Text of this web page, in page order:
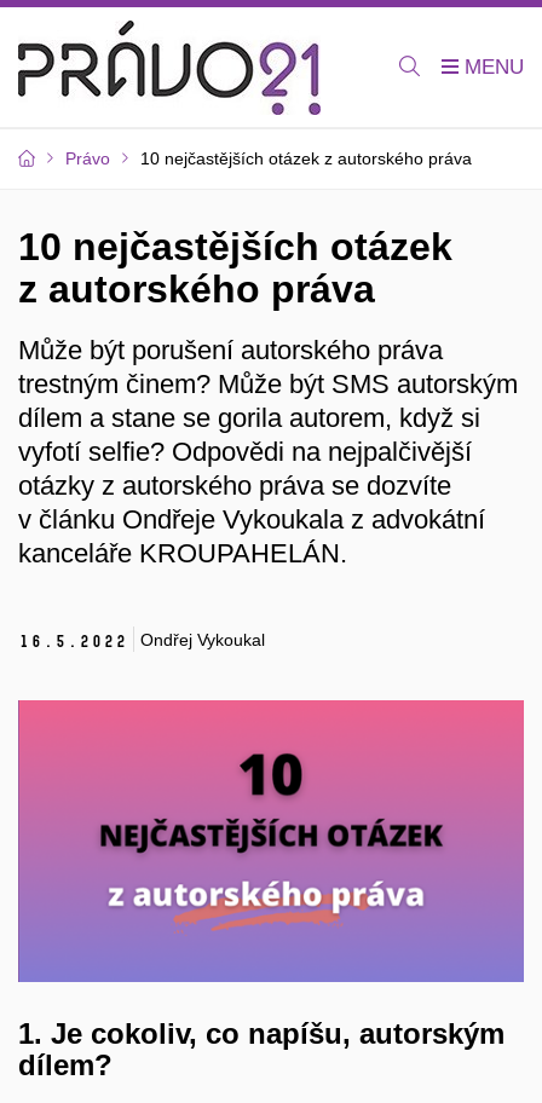
Právo 10 nejčastějších otázek z autorského práva
10 nejčastějších otázek
z autorského práva
Může být porušení autorského práva
trestným činem? Může být SMS autorským
dílem a stane se gorila autorem, když si
vyfotí selfie? Odpovědi na nejpalčivější
otázky z autorského práva se dozvíte
v článku Ondřeje Vykoukala z advokátní
kanceláře KROUPAHELÁN.
16. 5. 2022 Ondřej Vykoukal
1. Je cokoliv, co napíšu, autorským
dílem?